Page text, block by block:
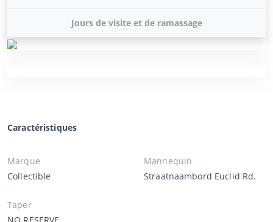
Jours de visite et de ramassage
Caractéristiques
Marque
Collectible
Mannequin
Straatnaambord Euclid Rd.
Taper